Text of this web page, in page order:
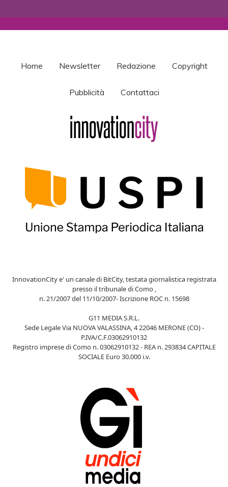
Home Newsletter Redazione Copyright
Pubblicità Contattaci
InnovationCity e' un canale di BitCity, testata giornalistica registrata
presso il tribunale di Como ,
n. 21/2007 del 11/10/2007- Iscrizione ROC n. 15698
G11 MEDIA S.R.L.
Sede Legale Via NUOVA VALASSINA, 4 22046 MERONE (CO) -
P.IVA/C.F.03062910132
Registro imprese di Como n. 03062910132 - REA n. 293834 CAPITALE
SOCIALE Euro 30.000 i.v.